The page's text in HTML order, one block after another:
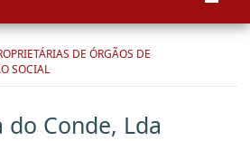
DE ÓRGÃOS DE
SOCIAL
do Conde, Lda